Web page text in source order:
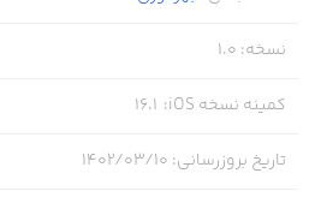
نسخه:
1.0
کمینه نسخه iOS :
16.1
تاریخ بروزرسانی: ۱۴۰۲/۰۳/۱۰